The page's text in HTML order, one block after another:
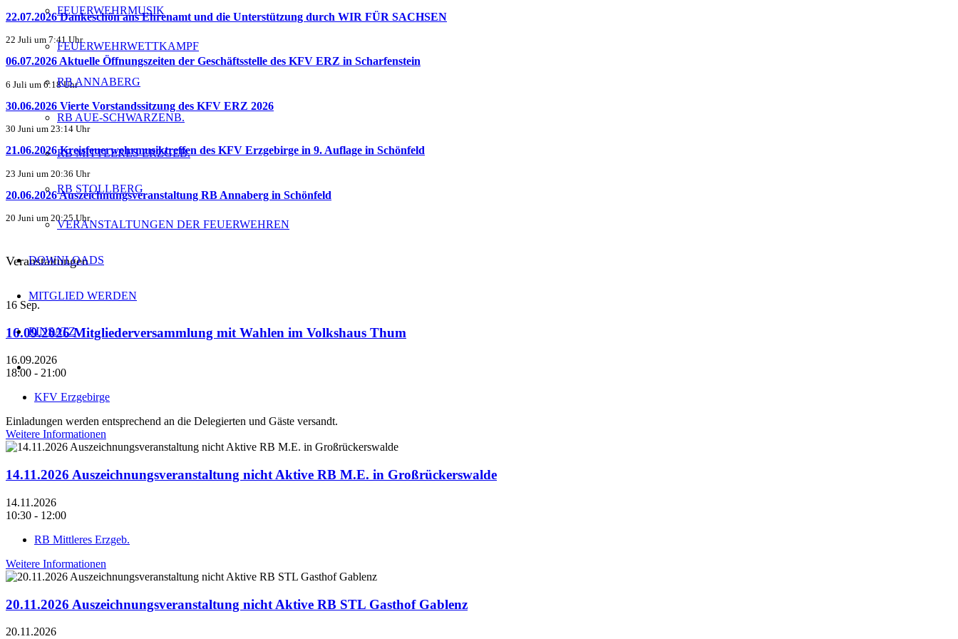
FEUERWEHRMUSIK
FEUERWEHRWETTKAMPF
RB ANNABERG
RB AUE-SCHWARZENB.
RB MITTLERES ERZGEB.
RB STOLLBERG
VERANSTALTUNGEN DER FEUERWEHREN
DOWNLOADS
MITGLIED WERDEN
EINSATZ
22.07.2026 Dankeschön ans Ehrenamt und die Unterstützung durch WIR FÜR SACHSEN
22 Juli um 7:41 Uhr
06.07.2026 Aktuelle Öffnungszeiten der Geschäftsstelle des KFV ERZ in Scharfenstein
6 Juli um 6:18 Uhr
30.06.2026 Vierte Vorstandssitzung des KFV ERZ 2026
30 Juni um 23:14 Uhr
21.06.2026 Kreisfeuerwehrmusiktreffen des KFV Erzgebirge in 9. Auflage in Schönfeld
23 Juni um 20:36 Uhr
20.06.2026 Auszeichnungsveranstaltung RB Annaberg in Schönfeld
20 Juni um 20:25 Uhr
Veranstaltungen
16 Sep.
16.09.2026 Mitgliederversammlung mit Wahlen im Volkshaus Thum
16.09.2026
18:00 - 21:00
KFV Erzgebirge
Einladungen werden entsprechend an die Delegierten und Gäste versandt.
Weitere Informationen
14.11.2026 Auszeichnungsveranstaltung nicht Aktive RB M.E. in Großrückerswalde
14.11.2026
10:30 - 12:00
RB Mittleres Erzgeb.
Weitere Informationen
20.11.2026 Auszeichnungsveranstaltung nicht Aktive RB STL Gasthof Gablenz
20.11.2026